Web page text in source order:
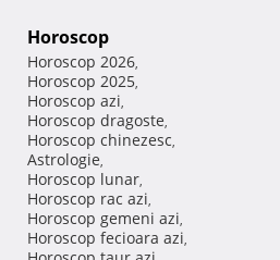
Horoscop
Horoscop 2026,
Horoscop 2025,
Horoscop azi,
Horoscop dragoste,
Horoscop chinezesc,
Astrologie,
Horoscop lunar,
Horoscop rac azi,
Horoscop gemeni azi,
Horoscop fecioara azi,